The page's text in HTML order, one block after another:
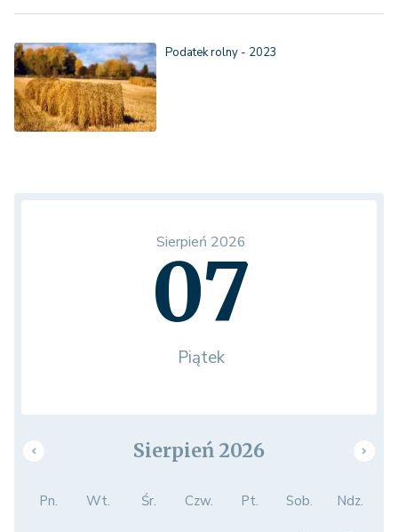
Podatek rolny - 2023
Sierpień 2026
07
Piątek
Sierpień 2026
Pn. Wt. Śr. Czw. Pt. Sob. Ndz.